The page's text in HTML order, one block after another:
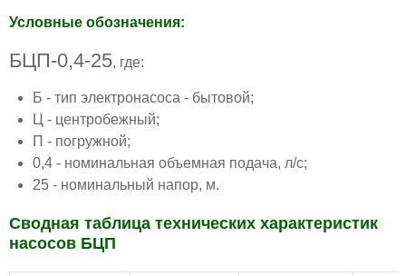
Условные обозначения:
БЦП-0,4-25, где:
Б - тип электронасоса - бытовой;
Ц - центробежный;
П - погружной;
0,4 - номинальная объемная подача, л/с;
25 - номинальный напор, м.
Сводная таблица технических характеристик
насосов БЦП